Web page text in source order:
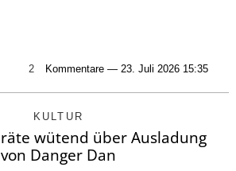
2 Kommentare — 23. Juli 2026 15:35
KULTUR
wütend über Ausladung
von Danger Dan